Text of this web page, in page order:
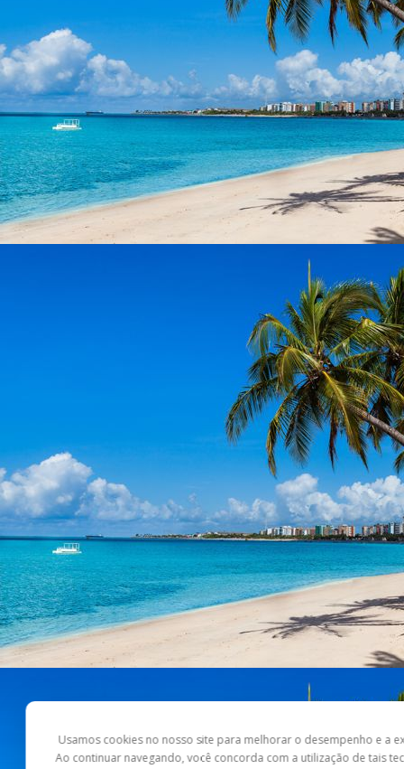
Usamos cookies no nosso site para melhorar o desempenho e a
Ao continuar navegando, você concorda com a utilização de tais